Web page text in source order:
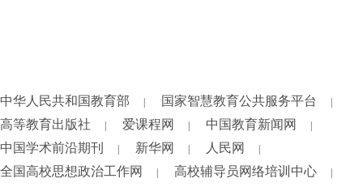
中华人民共和国教育部 国家智慧教育公共服务平台
高等教育出版社 爱课程网 中国教育新闻网
中国学术前沿期刊 新华网 人民网
全国高校思想政治工作网 高校辅导员网络培训中心